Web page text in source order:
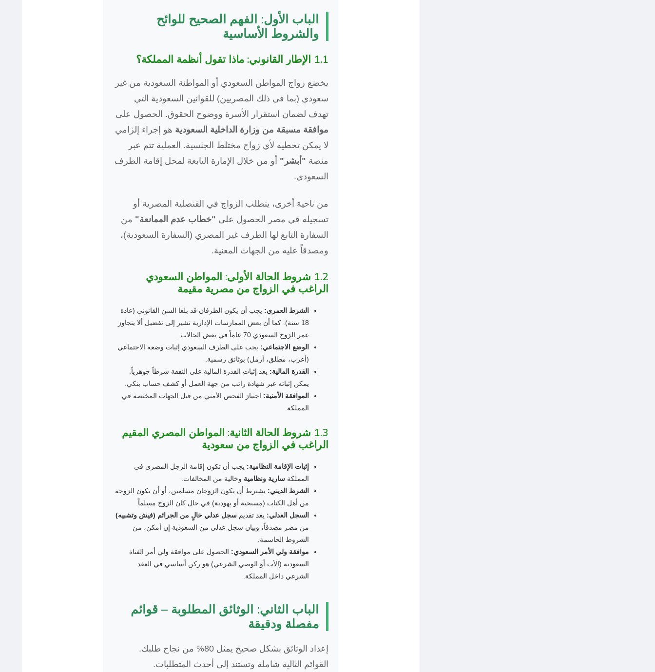
الباب الأول: الفهم الصحيح للوائح
والشروط الأساسية
1.1 الإطار القانوني: ماذا تقول أنظمة المملكة؟
يخضع زواج المواطن السعودي أو المواطنة السعودية من غير
سعودي (بما في ذلك المصريين) للقوانين السعودية التي
تهدف لضمان استقرار الأسرة ووضوح الحقوق. الحصول على
موافقة مسبقة من وزارة الداخلية السعودية هو إجراء إلزامي
لا يمكن تخطيه لأي زواج مختلط الجنسية. العملية تتم عبر
منصة "أبشر" أو من خلال الإمارة التابعة لمحل إقامة الطرف
السعودي.
من ناحية أخرى، يتطلب الزواج في القنصلية المصرية أو
تسجيله في مصر الحصول على "خطاب عدم الممانعة" من
السفارة التابع لها الطرف غير المصري (السفارة السعودية)،
ومصدقاً عليه من الجهات المعنية.
1.2 شروط الحالة الأولى: المواطن السعودي
الراغب في الزواج من مصرية مقيمة
الشرط العمري: يجب أن يكون الطرفان قد بلغا السن القانوني (عادة
18 سنة). كما أن بعض الممارسات الإدارية تشير إلى تفضيل ألا يتجاوز
عمر الزوج السعودي 70 عاماً في بعض الحالات.
الوضع الاجتماعي: يجب على الطرف السعودي إثبات وضعه الاجتماعي
(أعزب، مطلق، أرمل) بوثائق رسمية.
القدرة المالية: يعد إثبات القدرة المالية على النفقة شرطاً جوهرياً.
يمكن إثباته عبر شهادة راتب من جهة العمل أو كشف حساب بنكي.
الموافقة الأمنية: اجتياز الفحص الأمني من قبل الجهات المختصة في
المملكة.
1.3 شروط الحالة الثانية: المواطن المصري المقيم
الراغب في الزواج من سعودية
إثبات الإقامة النظامية: يجب أن تكون إقامة الرجل المصري في
المملكةسارية ونظامية وخالية من المخالفات.
الشرط الديني: يشترط أن يكون الزوجان مسلمين، أو أن تكون الزوجة
من أهل الكتاب (مسيحية أو يهودية) في حال كان الزوج مسلماً.
السجل العدلي: يعد تقديمسجل عدلي خالٍ من الجرائم (فيش وتشبيه)
من مصر مصدقاً، وبيان سجل عدلي من السعودية إن أمكن، من
الشروط الحاسمة.
موافقة ولي الأمر السعودي: الحصول على موافقة ولي أمر الفتاة
السعودية (الأب أو الوصي الشرعي) هو ركن أساسي في العقد
الشرعي داخل المملكة.
الباب الثاني: الوثائق المطلوبة – قوائم
مفصلة ودقيقة
إعداد الوثائق بشكل صحيح يمثل 80% من نجاح طلبك.
القوائم التالية شاملة وتستند إلى أحدث المتطلبات.